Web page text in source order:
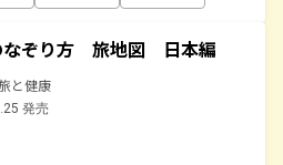
なぞり方 旅地図 日本編
と健康
発売